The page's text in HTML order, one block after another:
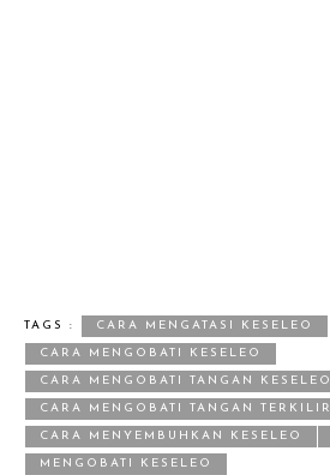
TAGS : CARA MENGATASI KESELEO
CARA MENGOBATI KESELEO
CARA MENGOBATI TANGAN KESELEO
CARA MENGOBATI TANGAN TERKILIR
CARA MENYEMBUHKAN KESELEO
MENGOBATI KESELEO